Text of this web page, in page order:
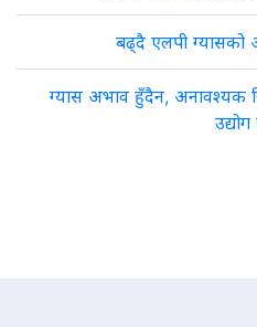
बढ्दै एलपी
ग्यास अभाव हुँदैन, अनावश्यक